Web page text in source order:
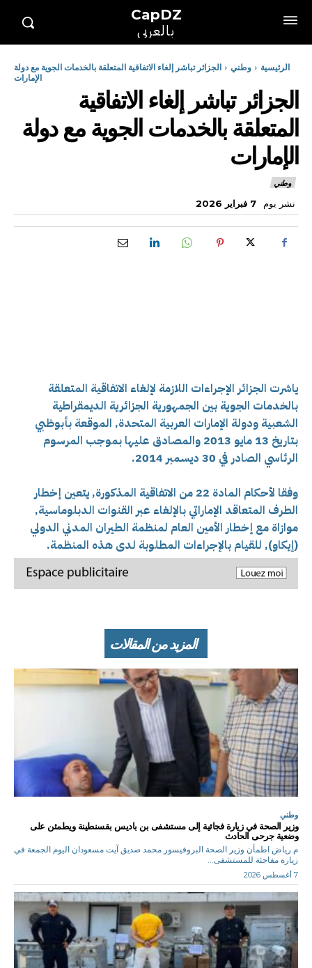
CapDZ
بالعربي
الرئيسية وطني
الجزائر تباشر إلغاء الاتفاقية المتعلقة بالخدمات الجوية مع دولة
الإمارات
الجزائر تباشر إلغاء الاتفاقية
المتعلقة بالخدمات الجوية مع دولة
الإمارات
وطني
نشر يوم 7 فبراير 2026
ياشرت الجزائر الإجراءات اللازمة لإلغاء الاتفاقية المتعلقة
بالخدمات الجوية بين الجمهورية الجزائرية الديمقراطية
الشعبية ودولة الإمارات العربية المتحدة, الموقعة بأبوظبي
بتاريخ 13 مايو 2013 والمصادق عليها بموجب المرسوم
الرئاسي الصادر في 30 ديسمبر 2014.
وفقا لأحكام المادة 22 من الاتفاقية المذكورة, يتعين إخطار
الطرف المتعاقد الإماراتي بالإلغاء عبر القنوات الدبلوماسية,
موازاة مع إخطار الأمين العام لمنظمة الطيران المدني الدولي
(إيكاو), للقيام بالإجراءات المطلوبة لدى هذه المنظمة.
المزيد من المقالات
وطني
وزير الصحة في زيارة فجائية إلى مستشفى بن باديس بقسنطينة ويطمئن على
وضعية جرحى الحادث
م.رياض اطمأن وزير الصحة البروفيسور محمد صديق آيت مسعودان اليوم الجمعة في
زيارة مفاجئة للمستشفى...
7 أغسطس 2026